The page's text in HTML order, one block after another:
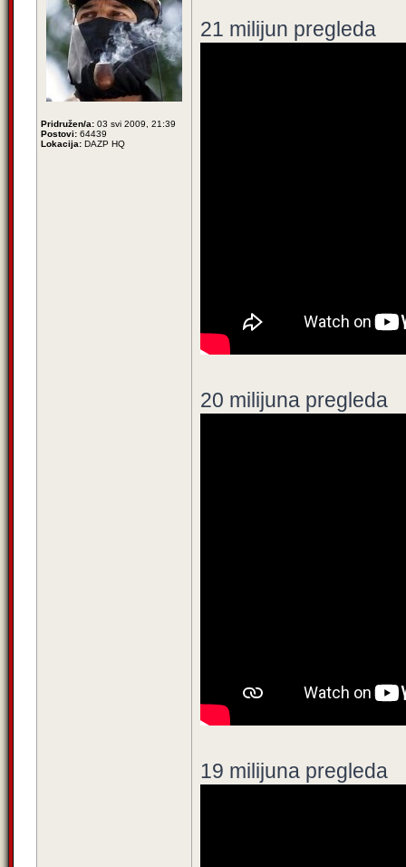
Pridružen/a: 03 svi 2009, 21:39
Postovi: 64439
Lokacija: DAZP HQ
21 milijun pregleda
20 milijuna pregleda
19 milijuna pregleda